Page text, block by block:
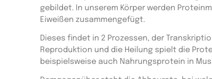
gebildet. In unserem Körper werden
Eiweißen zusammengefügt.
Dieses findet in 2 Prozessen, der
Reproduktion und die Heilung spielt die
beispielsweise auch Nahrungsprotein in